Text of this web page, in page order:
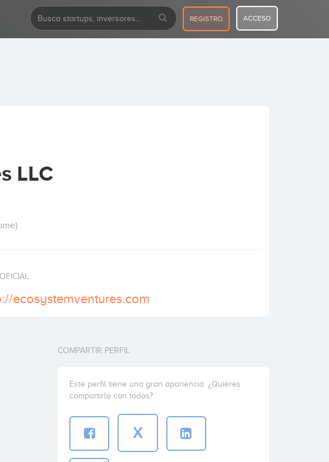
REGISTRO ACCESO
LLC
ecosystemventures.com
COMPARTIR PERFIL
Este perfil tiene una gran apariencia. ¿Quieres
compartirlo con todos?
X